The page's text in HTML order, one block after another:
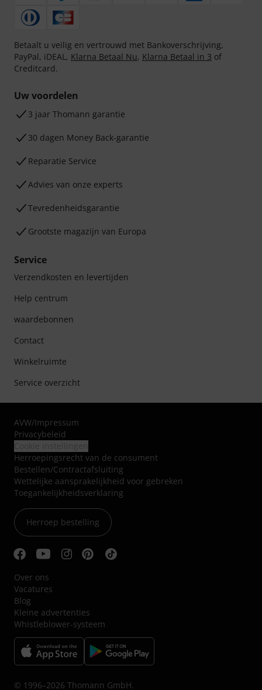
Betaalt u veilig en vertrouwd met Bankoverschrijving,
PayPal, iDEAL, Klarna Betaal Nu, Klarna Betaal in 3 of
Creditcard.
Uw voordelen
3 jaar Thomann garantie
30 dagen Money Back-garantie
Reparatie Service
Advies van onze experts
Tevredenheidsgarantie
Grootste magazijn van Europa
Service
Verzendkosten en levertijden
Help centrum
waardebonnen
Contact
Winkelruimte
Service overzicht
AVW/Impressum
Privacybeleid
Herroepingsrecht van de consument
Bestellen/Contractafsluiting
Wettelijke aansprakelijkheid voor gebreken
Toegankelijkheidsverklaring
Herroep bestelling
Over ons
Vacatures
Blog
Kleine advertenties
Whistleblower-systeem
© 1996–2026 Thomann GmbH.